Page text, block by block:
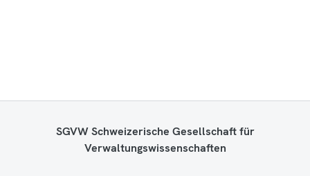
SGVW Schweizerische Gesellschaft für
Verwaltungswissenschaften